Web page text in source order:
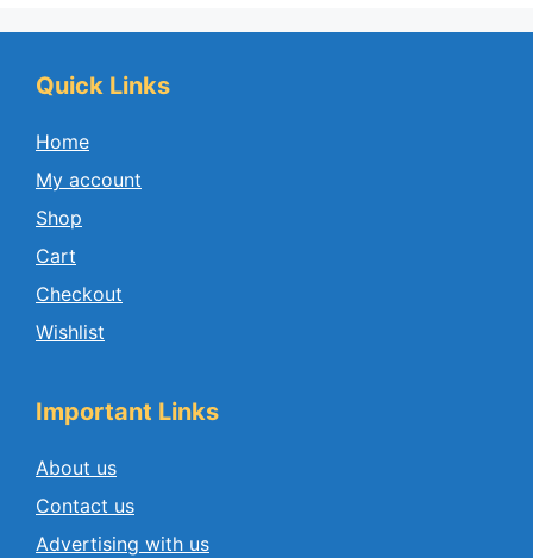
Quick Links
Home
My account
Shop
Cart
Checkout
Wishlist
Important Links
About us
Contact us
Advertising with us